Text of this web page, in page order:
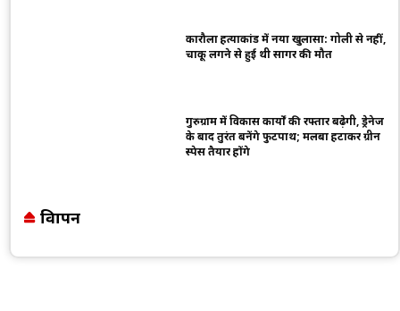
कारौला हत्याकांड में नया खुलासा: गोली से नहीं,
चाकू लगने से हुई थी सागर की मौत
गुरुग्राम में विकास कार्यों की रफ्तार बढ़ेगी, ड्रेनेज
के बाद तुरंत बनेंगे फुटपाथ; मलबा हटाकर ग्रीन
स्पेस तैयार होंगे
विज्ञापन